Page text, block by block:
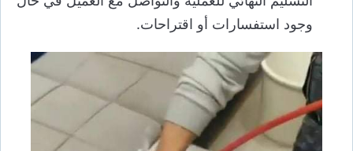
وجود استفسارات أو اقتراحات.